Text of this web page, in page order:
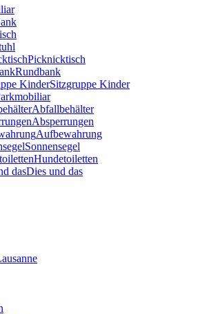
Picknicktisch
Rundbank
Sitzgruppe Kinder
Abfallbehälter
Absperrungen
Aufbewahrung
Sonnensegel
Hundetoiletten
Dies und das